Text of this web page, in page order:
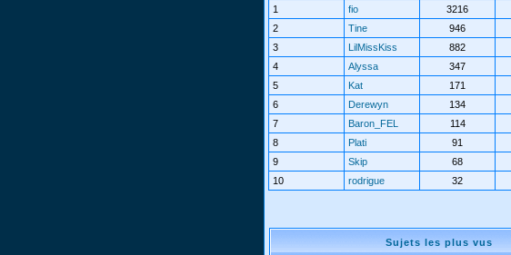
1
fio 3216
2
Tine 946
3
LilMissKiss 882
4
Alyssa 347
5
Kat 171
6
Derewyn 134
7
Baron_FEL 114
8
Plati 91
9
Skip 68
10
rodrigue 32
Sujets les plus vus